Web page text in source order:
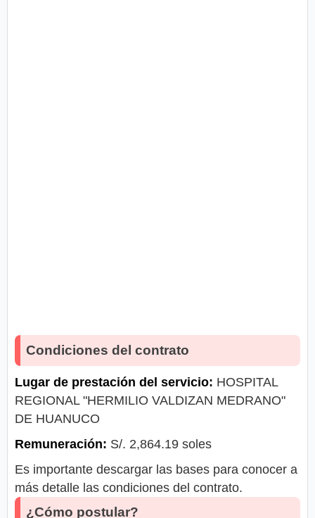
Condiciones del contrato
Lugar de prestación del servicio: HOSPITAL
REGIONAL "HERMILIO VALDIZAN MEDRANO"
DE HUANUCO
Remuneración: S/. 2,864.19 soles
Es importante descargar las bases para conocer a
más detalle las condiciones del contrato.
¿Cómo postular?